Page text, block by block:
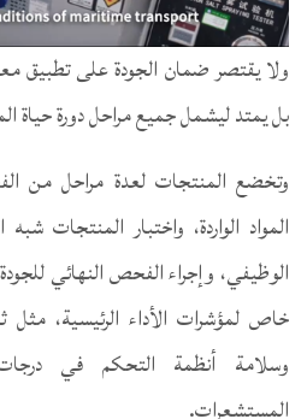
ولا يقتصر ضمان الجودة على تطبيق
بل يمتد ليشمل جميع مراحل دورة حياة
وتخضع المنتجات لعدة مراحل من
المواد الواردة، واختبار المنتجات
الوظيفي، وإجراء الفحص النهائي
خاص لمؤشرات الأداء الرئيسية، مثل
وسلامة أنظمة التحكم في درجات
المستشعرات.